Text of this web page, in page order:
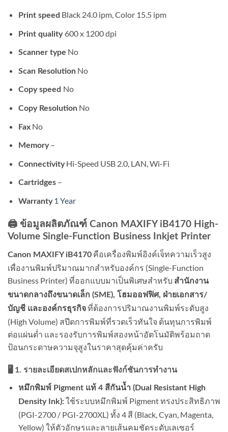
Print speed Black 24.0 ipm, Color 15.5 ipm
Print quality 600 x 1200 dpi
Scannertype No
Scan Resolution No
Copy speed No
CopyResolution No
FaxNo
Memory–
ConnectivityHi-Speed USB 2.0, LAN, Wi-Fi
Cartridges–
Warranty 1 Year
🖨️ ข้อมูลผลิตภัณฑ์ Canon MAXIFY iB4170 High-
Volume Single-Function Business Inkjet Printer
Canon MAXIFY iB4170 คือเครื่องพิมพ์อิงค์เจ็ทความเร็วสูง
เพื่องานพิมพ์ปริมาณมากสำหรับองค์กร (Single-Function
Business Printer) ที่ออกแบบมาเป็นพิเศษสำหรับ สำนักงาน
ขนาดกลางถึงขนาดเล็ก (SME), โฮมออฟฟิศ, ฝ่ายเอกสาร/
บัญชี และองค์กรธุรกิจที่ต้องการปริมาณงานพิมพ์ระดับสูง
(High Volume) สปีดการพิมพ์ที่รวดเร็วทันใจ ต้นทุนการพิมพ์
ต่อแผ่นต่ำ และรองรับการพิมพ์สองหน้าอัตโนมัติพร้อมถาด
ป้อนกระดาษความจุสูงในราคาสุดคุ้มค่าครับ
🖥️ 1. รายละเอียดสเปกหลักและฟังก์ชันการทำงาน
หมึกพิมพ์ Pigment แท้ 4 สีกันน้ำ (Dual Resistant High
Density Ink):ใช้ระบบหมึกพิมพ์ Pigment ทรงประสิทธิภาพ
(PGI-2700 / PGI-2700XL) ทั้ง 4 สี (Black, Cyan, Magenta,
Yellow) ให้ตัวอักษรและลายเส้นคมชัดระดับเลเซอร์